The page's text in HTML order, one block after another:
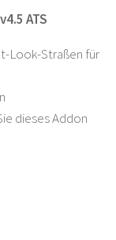
ATS
Look-Straßen für
dieses Addon